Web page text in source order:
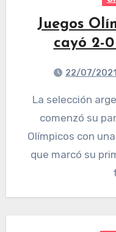
Juegos
cayó 2-
22/07/2021
La selección argentina de fútbol masculino
comenzó su
Olímpicos con
que marcó su